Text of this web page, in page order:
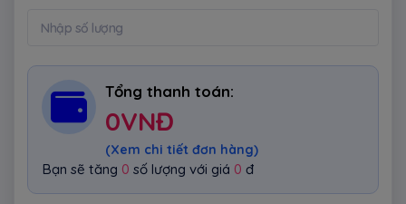
Tổng thanh toán:
0VNĐ
(Xem chi tiết đơn hàng)
Bạn sẽ tăng 0 số lượng với giá 0 đ